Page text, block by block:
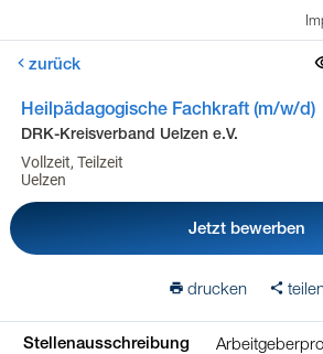
zurück
Heilpädagogische Fachkraft (m/w/d)
DRK-Kreisverband Uelzen e.V.
Vollzeit, Teilzeit
Uelzen
Jetzt bewerben
drucken
Stellenausschreibung